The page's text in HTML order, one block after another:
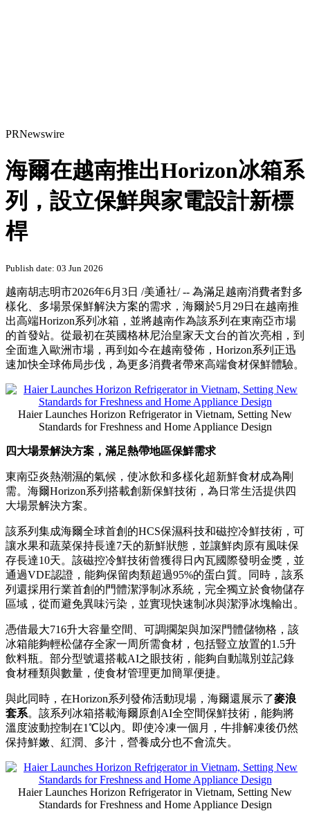
PRNewswire
海爾在越南推出Horizon冰箱系
列，設立保鮮與家電設計新標
桿
Publish date: 03 Jun 2026
越南胡志明市2026年6月3日/美通社/ -- 為滿足越南消費者對多
樣化、多場景保鮮解決方案的需求，海爾於5月29日在越南推
出高端Horizon系列冰箱，並將越南作為該系列在東南亞市場
的首發站。從最初在英國格林尼治皇家天文台的首次亮相，到
全面進入歐洲市場，再到如今在越南發佈，Horizon系列正迅
Haier Launches Horizon Refrigerator in Vietnam, Setting New
Standards for Freshness and Home Appliance Design
四大場景解決方案，滿足熱帶地區保鮮需求
東南亞炎熱潮濕的氣候，使冰飲和多樣化超新鮮食材成為剛
需。海爾Horizon系列搭載創新保鮮技術，為日常生活提供四
大場景解決方案。
讓水果和蔬菜保持長達7天的新鮮狀態，並讓鮮肉原有風味保
存長達10天。該磁控冷鮮技術曾獲得日內瓦國際發明金獎，並
通過VDE認證，能夠保留肉類超過95%的蛋白質。同時，該系
列還採用行業首創的門體潔淨制冰系統，完全獨立於食物儲存
憑借最大716升大容量空間、可調擱架與加深門體儲物格，該
冰箱能夠輕松儲存全家一周所需食材，包括豎立放置的1.5升
飲料瓶。部分型號還搭載AI之眼技術，能夠自動識別並記錄